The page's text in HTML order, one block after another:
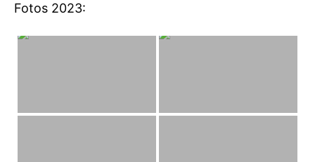
Fotos 2023: